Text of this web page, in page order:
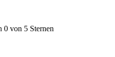
0 von 5 Sternen